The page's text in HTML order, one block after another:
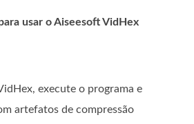
usar o Aiseesoft VidHex
execute o programa e
artefatos de compressão